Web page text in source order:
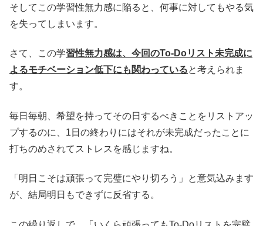
そしてこの学習性無力感に陥ると、何事に対してもやる気
を失ってしまいます。
さて、この学習性無力感は、今回のTo-Doリスト未完成に
よるモチベーション低下にも関わっていると考えられま
す。
毎日毎朝、希望を持ってその日するべきことをリストアッ
プするのに、1日の終わりにはそれが未完成だったことに
打ちのめされてストレスを感じますね。
「明日こそは頑張って完璧にやり切ろう」と意気込みます
が、結局明日もできずに反省する。